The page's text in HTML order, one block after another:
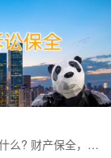
诉讼保全是什么? 财产保全，是指人民法院在利害关系人起诉前或者当事人起诉后，为保障将来的生效判决能够得到执行或者避免财产遭受损失，对当事人的财产或者争议的标的物，...